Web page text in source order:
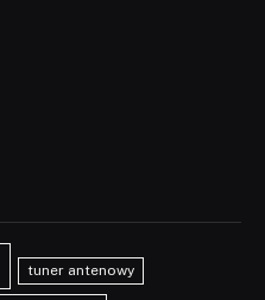
tuner antenowy